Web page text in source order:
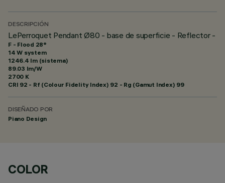
DESCRIPCIÓN
LePerroquet Pendant Ø80 - base de superficie - Reflector -
F - Flood 28°
14 W system
1246.4 lm (sistema)
89.03 lm/W
2700 K
CRI 92 - Rf (Colour Fidelity Index) 92 - Rg (Gamut Index) 99
DISEÑADO POR
Piano Design
COLOR